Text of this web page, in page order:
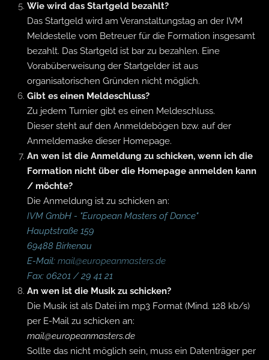
Wie wird das Startgeld bezahlt?
Das Startgeld wird am Veranstaltungstag an der IVM
Meldestelle vom Betreuer für die Formation insgesamt
bezahlt. Das Startgeld ist bar zu bezahlen. Eine
Vorabüberweisung der Startgelder ist aus
organisatorischen Gründen nicht möglich.
Gibt es einen Meldeschluss?
Zu jedem Turnier gibt es einen Meldeschluss.
Dieser steht auf den Anmeldebögen bzw. auf der
Anmeldemaske dieser Homepage.
An wen ist die Anmeldung zu schicken, wenn ich die
Formation nicht über die Homepage anmelden kann
/ möchte?
Die Anmeldung ist zu schicken an:
IVM GmbH - "European Masters of Dance"
Hauptstraße 159
69488 Birkenau
E-Mail: mail@europeanmasters.de
Fax: 06201 / 29 41 21
An wen ist die Musik zu schicken?
Die Musik ist als Datei im mp3 Format (Mind. 128 kb/s)
per E-Mail zu schicken an:
mail@europeanmasters.de
Sollte das nicht möglich sein, muss ein Datenträger per